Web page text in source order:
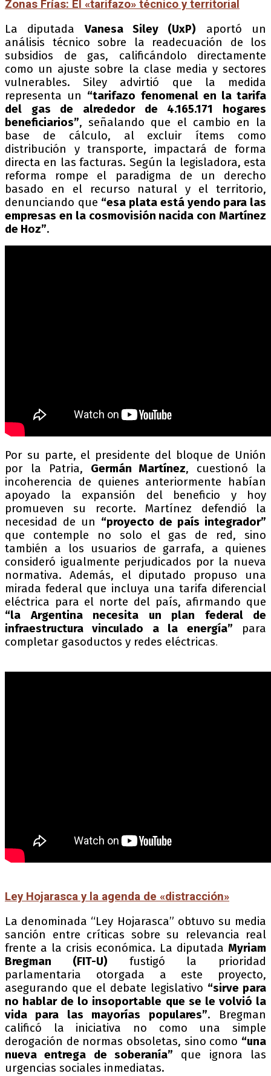
Zonas Frías: El «tarifazo» técnico y territorial
La diputadaVanesa Siley (UxP) aportó un
análisis técnico sobre la readecuación de los
subsidios de gas, calificándolo directamente
como un ajuste sobre la clase media y sectores
vulnerables. Siley advirtió que la medida
representa un “tarifazo fenomenal en la tarifa
del gas de alrededor de 4.165.171 hogares
beneficiarios”, señalando que el cambio en la
base de cálculo, al excluir ítems como
distribución y transporte, impactará de forma
directa en las facturas. Según la legisladora, esta
reforma rompe el paradigma de un derecho
basado en el recurso natural y el territorio,
denunciando que “esa plata está yendo para las
empresas en la cosmovisión nacida con Martínez
de Hoz”.
Por su parte, el presidente del bloque de Unión
por la Patria, Germán Martínez, cuestionó la
incoherencia de quienes anteriormente habían
apoyado la expansión del beneficio y hoy
promueven su recorte. Martínez defendió la
necesidad de un “proyecto de país integrador”
que contemple no solo el gas de red, sino
también a los usuarios de garrafa, a quienes
consideró igualmente perjudicados por la nueva
normativa. Además, el diputado propuso una
mirada federal que incluya una tarifa diferencial
eléctrica para el norte del país, afirmando que
“la Argentina necesita un plan federal de
infraestructura vinculado a la energía” para
completar gasoductos y redes eléctricas.
Ley Hojarasca y la agenda de «distracción»
La denominada “Ley Hojarasca” obtuvo su media
sanción entre críticas sobre su relevancia real
frente a la crisis económica. La diputada Myriam
Bregman (FIT-U) fustigó la prioridad
parlamentaria otorgada a este proyecto,
asegurando que el debate legislativo “sirve para
no hablar de lo insoportable que se le volvió la
vida para las mayorías populares”. Bregman
calificó la iniciativa no como una simple
derogación de normas obsoletas, sino como “una
nueva entrega de soberanía” que ignora las
urgencias sociales inmediatas.